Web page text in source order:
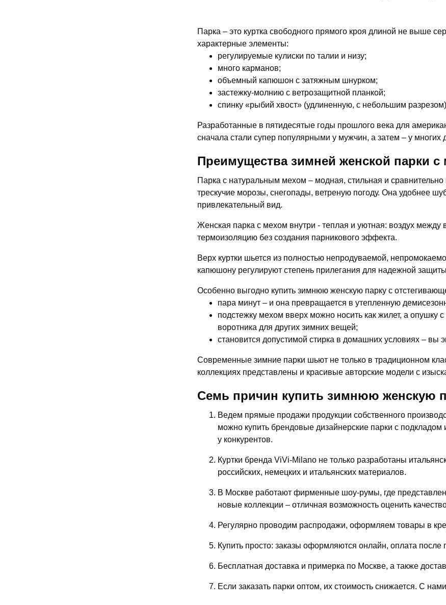
Парка – это куртка свободного прямого кроя длиной не выше
характерные элементы:
регулируемые кулиски по талии и низу;
много карманов;
объемный капюшон с затяжным шнурком;
застежку-молнию с ветрозащитной планкой;
спинку «рыбий хвост» (удлиненную, с небольшим
Разработанные в пятидесятые годы прошлого века для
сначала стали супер популярными у мужчин, а затем – у
Преимущества зимней женской парки с
Парка с натуральным мехом – модная, стильная и
трескучие морозы, снегопады, ветреную погоду. Она удобнее
привлекательный вид.
Женская парка с мехом внутри - теплая и уютная: воздух между
термоизоляцию без создания парникового эффекта.
Верх куртки шьется из полностью непродуваемой,
капюшону регулируют степень прилегания для надежной
Особенно выгодно купить зимнюю женскую парку с
пара минут – и она превращается в утепленную
подстежку мехом вверх можно носить как жилет, а опушку
воротника для других зимних вещей;
становится допустимой стирка в домашних условиях – вы
Современные зимние парки шьют не только в традиционном
коллекциях представлены и красивые авторские модели с
Семь причин купить зимнюю женскую
Ведем прямые продажи продукции собственного
можно купить брендовые дизайнерские парки с
у конкурентов.
Куртки бренда ViVi-Milano не только разработаны
российских, немецких и итальянских материалов.
В Москве работают фирменные шоу-румы, где
новые коллекции – отличная возможность оценить
Регулярно проводим распродажи, оформляем товары в
Купить просто: заказы оформляются онлайн, оплата после
Бесплатная доставка и примерка по Москве, а также
Если заказать парки оптом, их стоимость снижается. С